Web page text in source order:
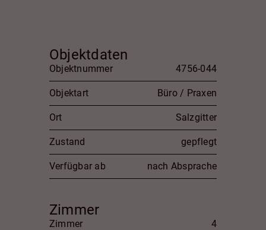
Objektdaten
Objektnummer 4756-044
Objektart Büro / Praxen
Ort Salzgitter
Zustand gepflegt
Verfügbar ab nach Absprache
Zimmer
Zimmer 4